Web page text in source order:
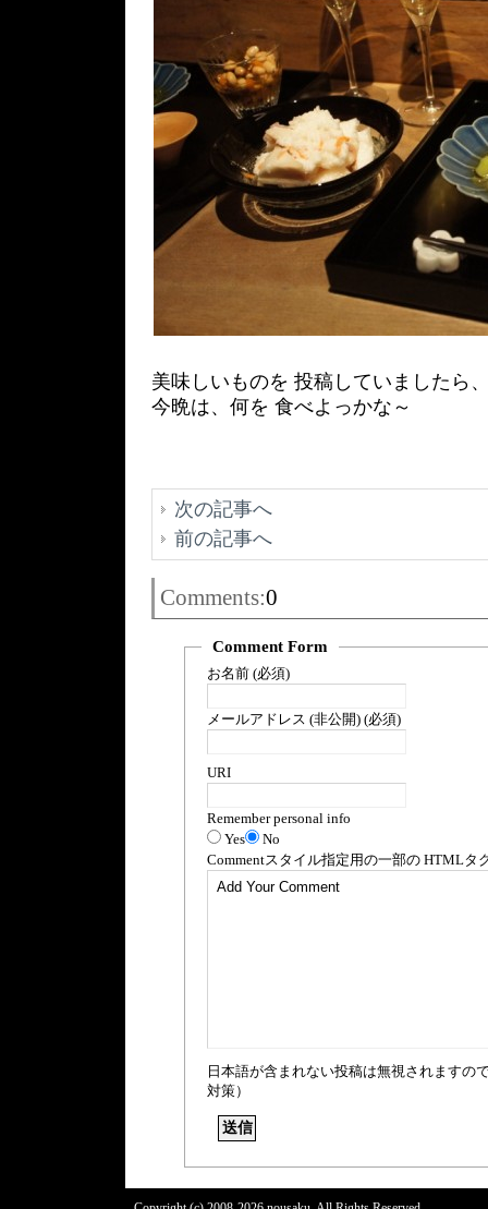
美味しいものを 投稿していましたら
今晩は、何を 食べよっかな～
次の記事へ
前の記事へ
Comments:0
Comment Form
お名前 (必須)
メールアドレス (非公開) (必須)
URI
Remember personal info
Yes
No
Commentスタイル指定用の一部の HTMLタ
日本語が含まれない投稿は無視されますの
対策）